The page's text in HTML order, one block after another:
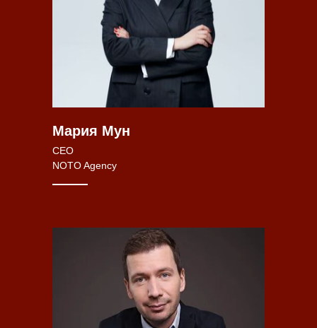
Мария Мун
CEO
NOTO Agency